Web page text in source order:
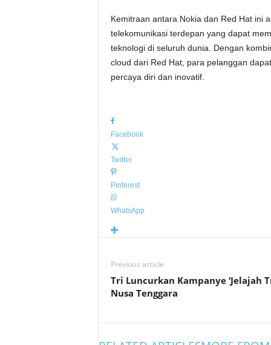
Kemitraan antara Nokia dan Red Hat ini
telekomunikasi terdepan yang dapat
teknologi di seluruh dunia. Dengan
cloud dari Red Hat, para pelanggan
percaya diri dan inovatif.
Facebook
Twitter
Pinterest
WhatsApp
Previous article
Tri Luncurkan Kampanye ‘Jelajah
Nusa Tenggara